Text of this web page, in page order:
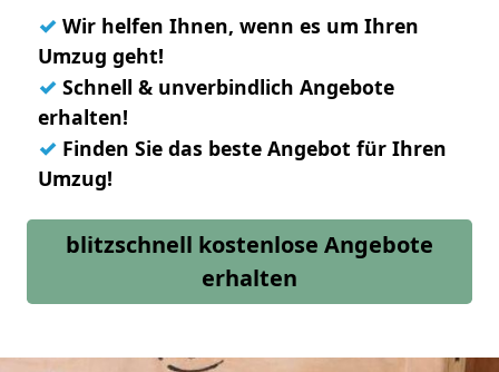
✓ Wir helfen Ihnen, wenn es um Ihren
Umzug geht!
✓ Schnell & unverbindlich Angebote
erhalten!
✓ Finden Sie das beste Angebot für Ihren
Umzug!
blitzschnell kostenlose Angebote
erhalten